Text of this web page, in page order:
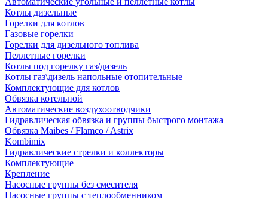
Котлы дизельные
Горелки для котлов
Газовые горелки
Горелки для дизельного топлива
Пеллетные горелки
Котлы под горелку газ/дизель
Котлы газ\дизель напольные отопительные
Комплектующие для котлов
Обвязка котельной
Автоматические воздухоотводчики
Гидравлическая обвязка и группы быстрого монтажа
Обвязка Maibes / Flamco / Astrix
Kombimix
Гидравлические стрелки и коллекторы
Комплектующие
Крепление
Насосные группы без смесителя
Насосные группы с теплообменником